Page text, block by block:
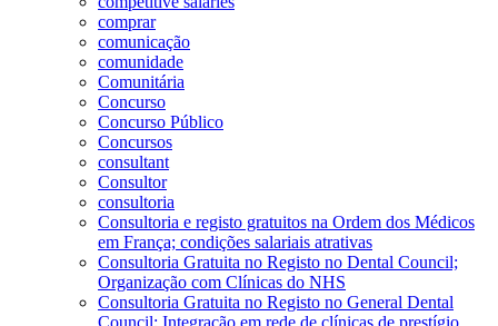
comprar
comunicação
comunidade
Comunitária
Concurso
Concurso Público
Concursos
consultant
Consultor
consultoria
Consultoria e registo gratuitos na Ordem dos Médicos
em França; condições salariais atrativas
Consultoria Gratuita no Registo no Dental Council;
Organização com Clínicas do NHS
Consultoria Gratuita no Registo no General Dental
Council; Integração em rede de clínicas de prestígio